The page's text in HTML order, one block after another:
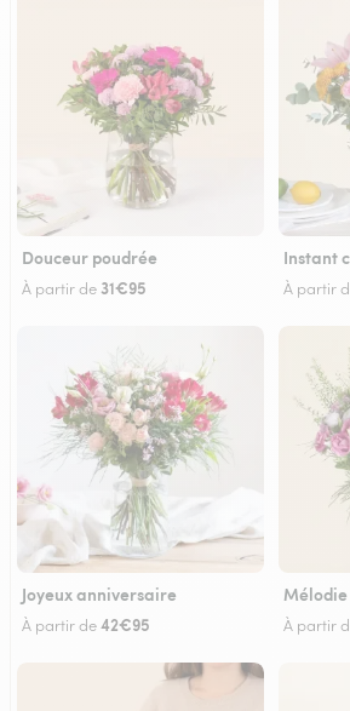
Douceur poudrée
À partir de 31€95
Instant
À partir
Joyeux anniversaire
À partir de42€95 À partir